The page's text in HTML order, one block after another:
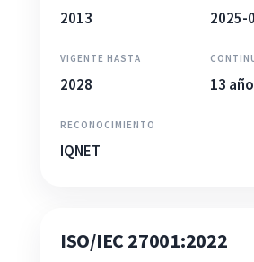
2013 2025-
VIGENTE HASTA
2028 13
RECONOCIMIENTO
IQNET
ISO/IEC 27001:2022